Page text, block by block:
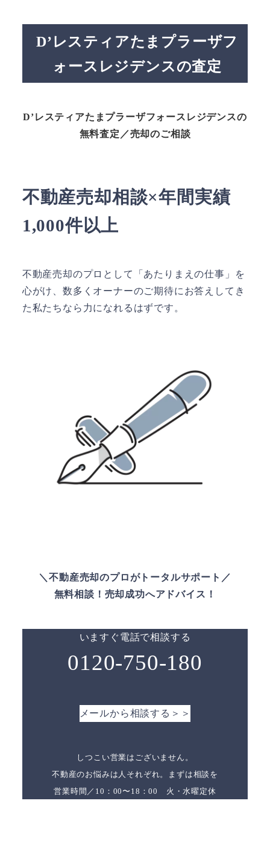
D’レスティアたまプラーザフ
ォースレジデンスの査定
D’レスティアたまプラーザフォースレジデンスの
無料査定／売却のご相談
不動産売却相談×年間実績
1,000件以上
不動産売却のプロとして「あたりまえの仕事」を
心がけ、数多くオーナーのご期待にお答えしてき
た私たちなら力になれるはずです。
＼不動産売却のプロがトータルサポート／
無料相談！売却成功へアドバイス！
いますぐ電話で相談する
0120-750-180
メールから相談する＞＞
しつこい営業はございません。
不動産のお悩みは人それぞれ。まずは相談を
営業時間／10：00〜18：00 火・水曜定休